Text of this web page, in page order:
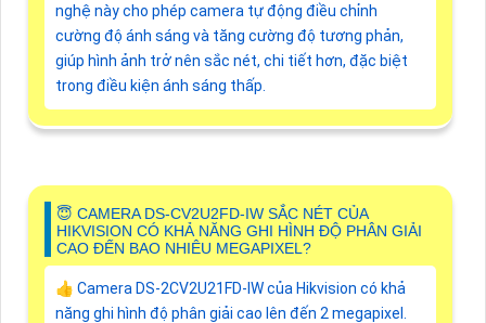
nghệ này cho phép camera tự động điều chỉnh
cường độ ánh sáng và tăng cường độ tương phản,
giúp hình ảnh trở nên sắc nét, chi tiết hơn, đặc biệt
trong điều kiện ánh sáng thấp.
😇 CAMERA DS-CV2U2FD-IW SẮC NÉT CỦA
HIKVISION CÓ KHẢ NĂNG GHI HÌNH ĐỘ PHÂN GIẢI
CAO ĐẾN BAO NHIÊU MEGAPIXEL?
👍 Camera DS-2CV2U21FD-IW của Hikvision có khả
năng ghi hình độ phân giải cao lên đến 2 megapixel.